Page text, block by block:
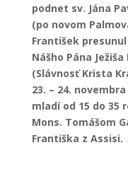
podnet sv. Jána
(po novom
František
Nášho Pána
(Slávnosť Krista
23. – 24.
mladí od 15 do 35
Mons. Tomášom
Františka z Assisi.